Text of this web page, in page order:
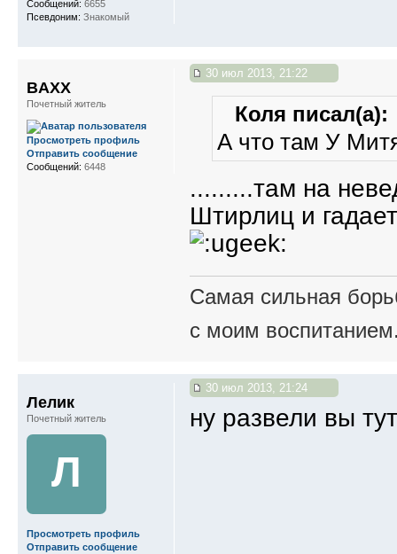
Сообщений: 6655
Псевдоним: Знакомый
30 июл 2013, 21:22
Коля писал(а):
А что там У
.........там на
Штирлиц и
Самая сильная
с моим
BAXX
Почетный житель
Просмотреть профиль
Отправить сообщение
Сообщений: 6448
30 июл 2013, 21:24
ну развели вы
Лелик
Почетный житель
Л
Просмотреть профиль
Отправить сообщение